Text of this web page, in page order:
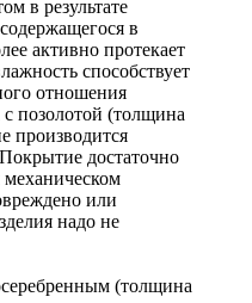
в результате
в
активно протекает
способствует
отношения
с позолотой (толщина
производится
достаточно
или
надо не
(толщина